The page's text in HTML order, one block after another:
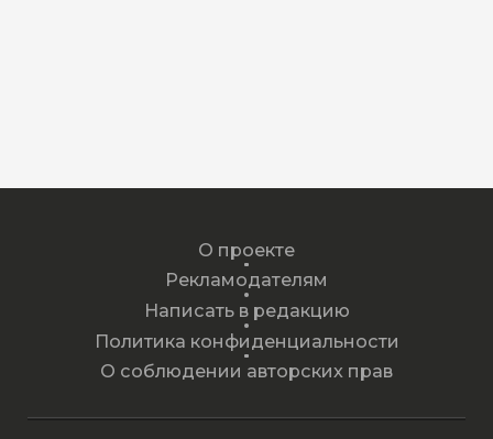
О проекте
Рекламодателям
Написать в редакцию
Политика конфиденциальности
О соблюдении авторских прав